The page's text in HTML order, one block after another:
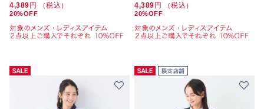
4,389円 （税込）
20%OFF
4,389円 （税込）
20%OFF